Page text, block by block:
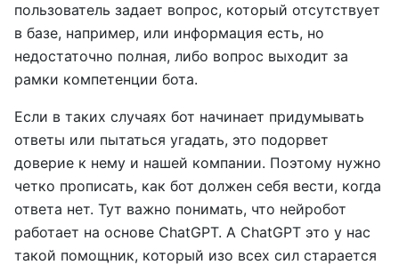
пользователь задает вопрос, который отсутствует
в базе, например, или информация есть, но
недостаточно полная, либо вопрос выходит за
рамки компетенции бота.
Если в таких случаях бот начинает придумывать
ответы или пытаться угадать, это подорвет
доверие к нему и нашей компании. Поэтому нужно
четко прописать, как бот должен себя вести, когда
ответа нет. Тут важно понимать, что нейробот
работает на основе ChatGPT. А ChatGPT это у нас
такой помощник, который изо всех сил старается